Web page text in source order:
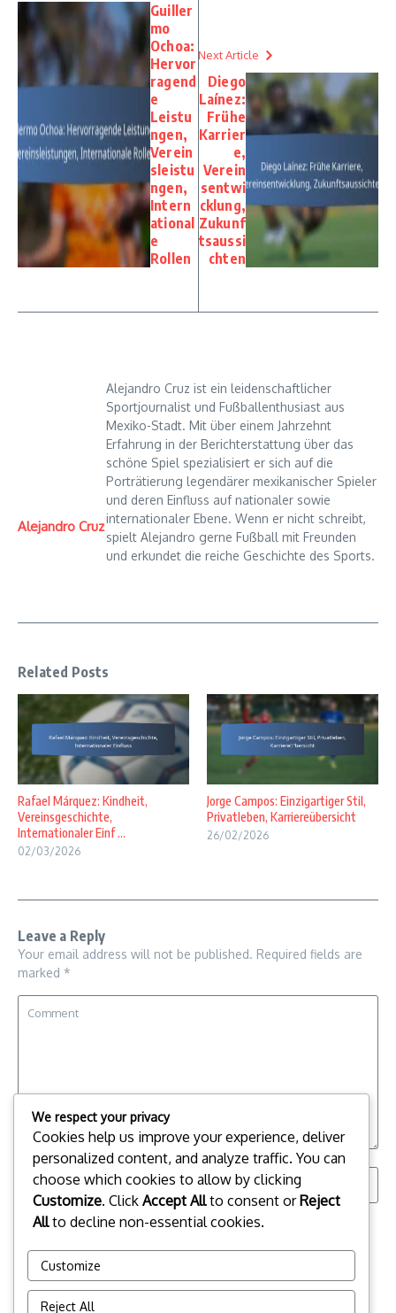
Guiller
mo
Ochoa:
Hervor
ragend
e
Leistu
ngen,
Verein
sleistu
ngen,
Intern
ational
e
Rollen
Next Article
Diego
Laínez:
Frühe
Karrier
e,
Verein
sentwi
cklung,
Zukunf
tsaussi
chten
Alejandro Cruz
Alejandro Cruz ist ein leidenschaftlicher
Sportjournalist und Fußballenthusiast aus
Mexiko-Stadt. Mit über einem Jahrzehnt
Erfahrung in der Berichterstattung über das
schöne Spiel spezialisiert er sich auf die
Porträtierung legendärer mexikanischer Spieler
und deren Einfluss auf nationaler sowie
internationaler Ebene. Wenn er nicht schreibt,
spielt Alejandro gerne Fußball mit Freunden
und erkundet die reiche Geschichte des Sports.
Related Posts
Rafael Márquez: Kindheit,
Vereinsgeschichte,
Internationaler Einf ...
02/03/2026
Jorge Campos: Einzigartiger Stil,
Privatleben, Karriereübersicht
26/02/2026
Leave a Reply
Your email address will not be published. Required fields are
marked *
Save my name, email, and website in this browser for the
We respect your privacy
Cookies help us improve your experience, deliver
personalized content, and analyze traffic. You can
choose which cookies to allow by clicking
Customize. Click Accept Allto consent orReject
Allto decline non-essential cookies.
Customize
Reject All